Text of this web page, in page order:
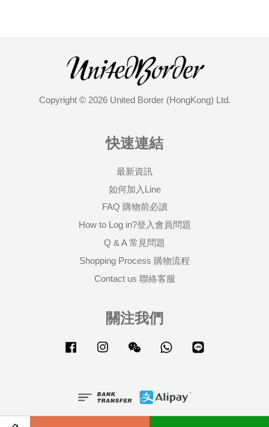
Copyright © 2026 United Border (HongKong) Ltd.
快速連結
最新資訊
如何加入Line
FAQ 購物前必讀
How to Log in?登入會員問題
Q & A 常見問題
Shopping Process 購物流程
Contact us 聯絡客服
關注我們
Facebook Instagram Wechat Whatsapp